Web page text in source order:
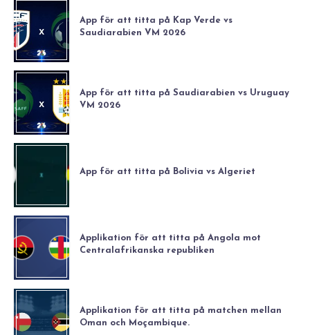
App för att titta på Kap Verde vs
Saudiarabien VM 2026
App för att titta på Saudiarabien vs Uruguay
VM 2026
App för att titta på Bolivia vs Algeriet
Applikation för att titta på Angola mot
Centralafrikanska republiken
Applikation för att titta på matchen mellan
Oman och Moçambique.